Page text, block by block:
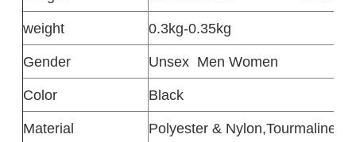
weight
0.3kg-0.35kg
Gender
Unsex Men Women
Color
Black
Material
Polyester & Nylon,Tourmaline